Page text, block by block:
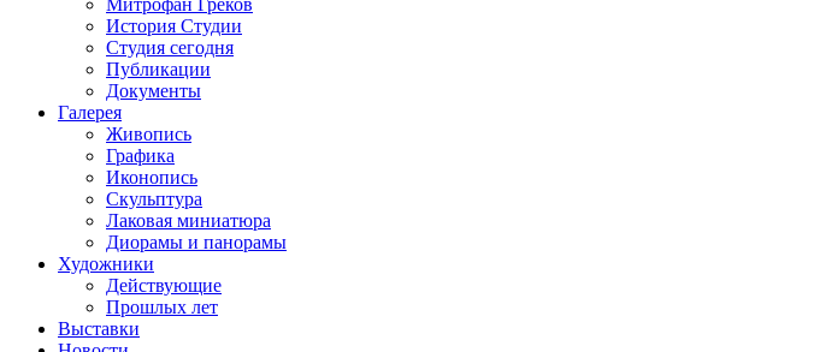
Митрофан Греков
История Студии
Студия сегодня
Публикации
Документы
Галерея
Живопись
Графика
Иконопись
Скульптура
Лаковая миниатюра
Диорамы и панорамы
Художники
Действующие
Прошлых лет
Выставки